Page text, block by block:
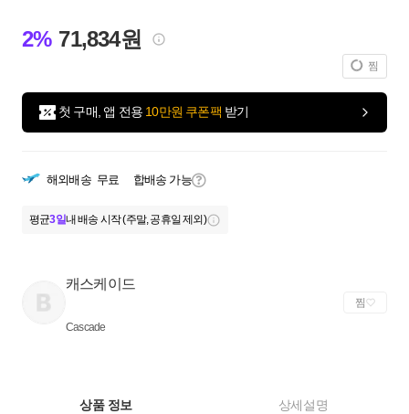
2% 71,834원
찜
첫 구매, 앱 전용 10만원 쿠폰팩 받기
해외배송 무료 합배송 가능
평균3일내 배송 시작 (주말, 공휴일 제외)
캐스케이드
Cascade
찜
상품 정보 상세설명